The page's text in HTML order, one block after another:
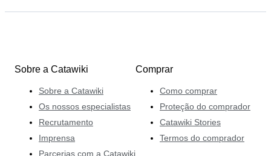
Sobre a Catawiki
Sobre a Catawiki
Os nossos especialistas
Recrutamento
Imprensa
Parcerias com a Catawiki
Comprar
Como comprar
Proteção do comprador
Catawiki Stories
Termos do comprador